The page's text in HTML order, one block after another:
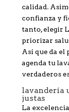
calidad.
confianza y
tanto, elegir
priorizar
Así que da el
agenda tu
verdaderos
lavandería
justas
La